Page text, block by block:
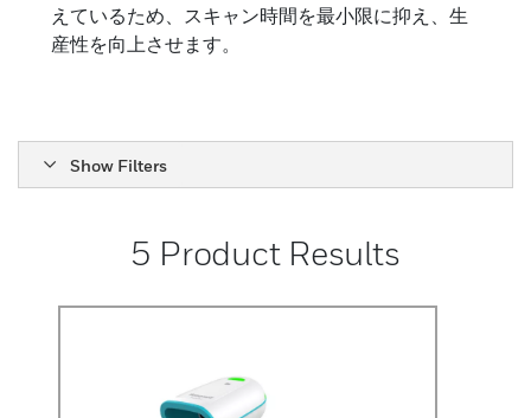
えているため、スキャン時間を最小限に抑え、生
産性を向上させます。
Show Filters
5 Product Results